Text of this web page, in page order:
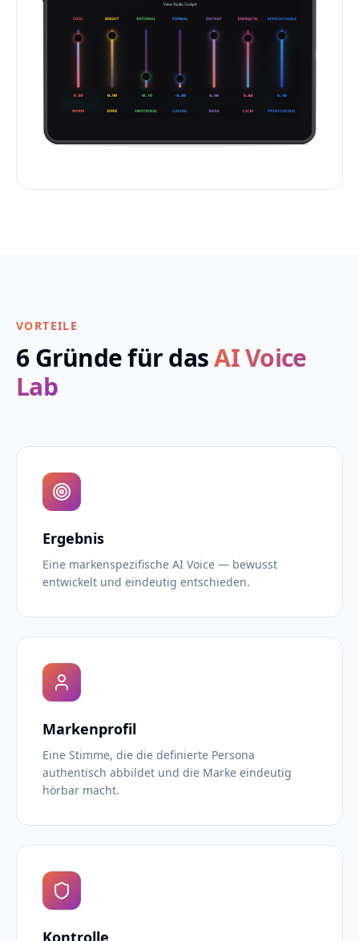
VORTEILE
6 Gründe für dasAI Voice
Lab
Ergebnis
Eine markenspezifische AI Voice — bewusst
entwickelt und eindeutig entschieden.
Markenprofil
Eine Stimme, die die definierte Persona
authentisch abbildet und die Marke eindeutig
hörbar macht.